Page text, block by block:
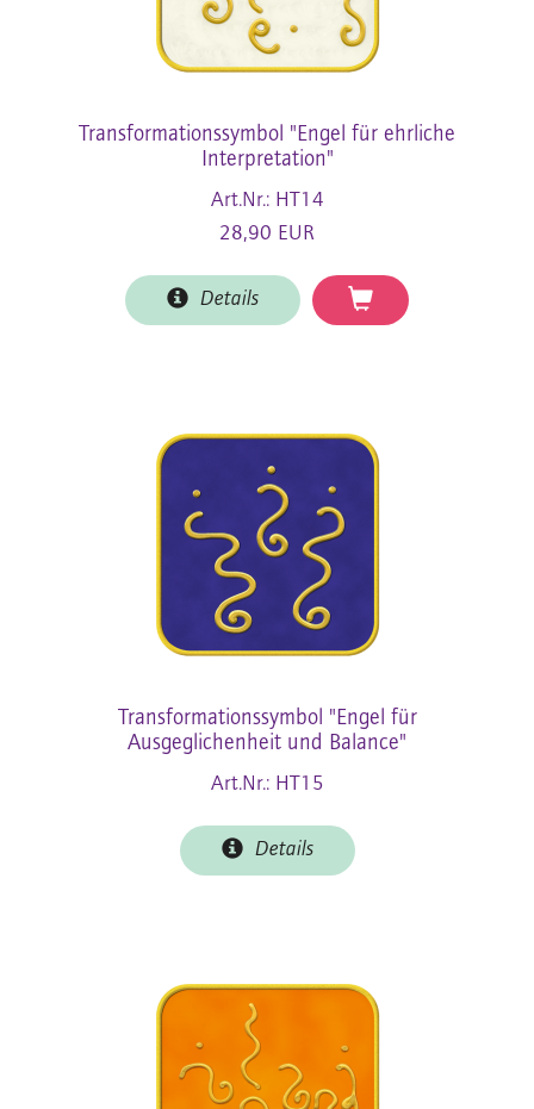
Transformationssymbol "Engel für ehrliche
Interpretation"
Art.Nr.: HT14
28,90 EUR
Details
Transformationssymbol "Engel für
Ausgeglichenheit und Balance"
Art.Nr.: HT15
Details